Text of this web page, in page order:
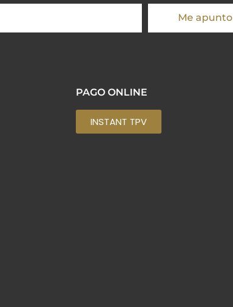
Me apunto
PAGO ONLINE
INSTANT TPV